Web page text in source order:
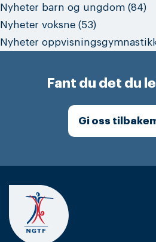
Nyheter barn og ungdom (84)
Nyheter voksne (53)
Nyheter
Fant du det du
Gi oss